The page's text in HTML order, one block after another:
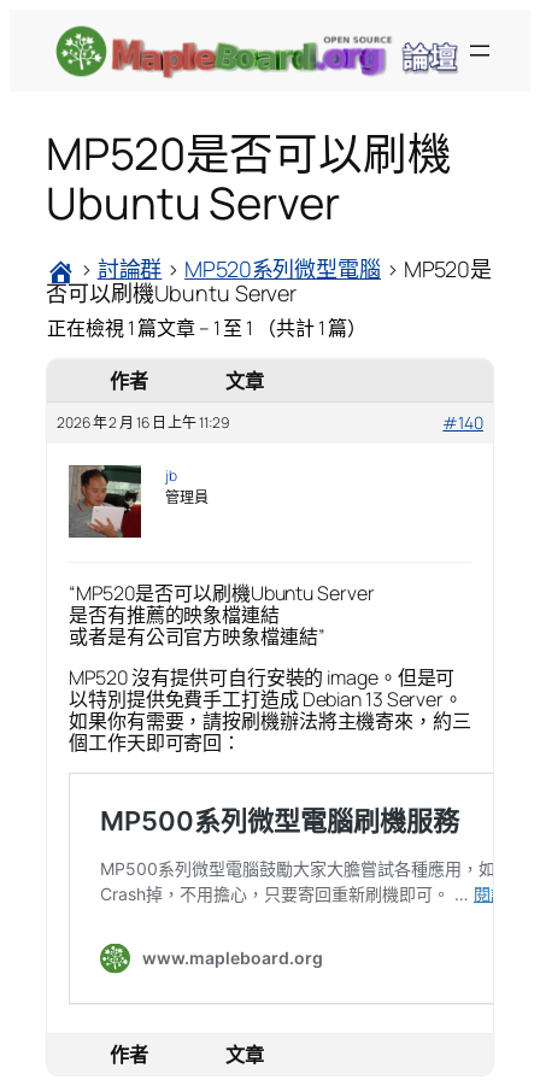
MP520是否可以刷機
Ubuntu Server
› 討論群 › MP520系列微型電腦 › MP520是
否可以刷機Ubuntu Server
正在檢視 1 篇文章 – 1 至 1 （共計 1 篇）
作者
文章
2026 年 2 月 16 日 上午 11:29 #140
jb
管理員
“MP520是否可以刷機Ubuntu Server
是否有推薦的映象檔連結
或者是有公司官方映象檔連結”
MP520 沒有提供可自行安裝的 image。但是可
以特別提供免費手工打造成 Debian 13 Server。
如果你有需要，請按刷機辦法將主機寄來，約三
個工作天即可寄回：
作者 文章